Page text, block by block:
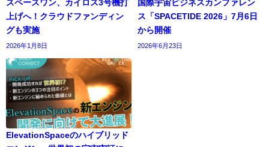
スペースワン、カイロス3号機打
上げへ！クラウドファンディン
グも実施
2026年1月8日
国際宇宙ビジネスカンファレン
ス「SPACETIDE 2026」7月6日
から開催
2026年6月23日
ElevationSpaceのハイブリッド